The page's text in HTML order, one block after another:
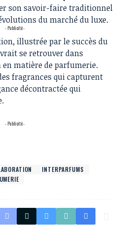
son savoir-faire traditionnel
du marché du luxe.
- Publicité -
illustrée par le succès du
se retrouver dans
en matière de parfumerie.
fragrances qui capturent
décontractée qui
- Publicité -
INTERPARFUMS